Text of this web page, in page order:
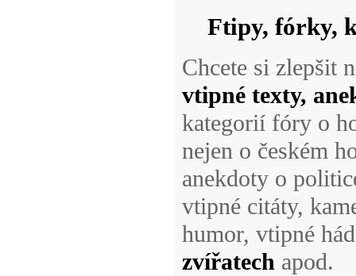
Ftipy, fórky,
Chcete si zlepšit
vtipné texty,
kategorií fóry o
nejen o českém
anekdoty o
vtipné citáty,
humor, vtipné
zvířatech apod.